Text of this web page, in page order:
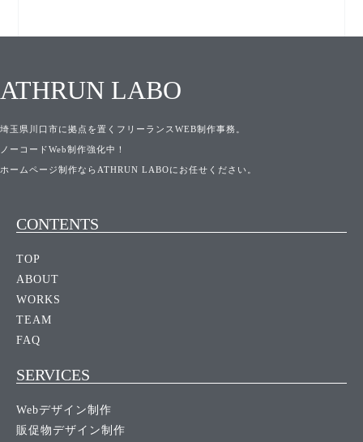
ATHRUN LABO
埼玉県川口市に拠点を置くフリーランスWEB制作事務。
ノーコードWeb制作強化中！
ホームページ制作ならATHRUN LABOにお任せください。
CONTENTS
TOP
ABOUT
WORKS
TEAM
FAQ
SERVICES
Webデザイン制作
販促物デザイン制作